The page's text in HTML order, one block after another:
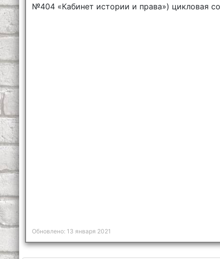
№404 «Кабинет истории и права») цикловая
Обновлено: 13 января 2021